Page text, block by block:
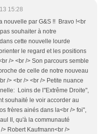
15:28
nouvelle par G&S !! Bravo !<br
souhaiter à notre
cette nouvelle lourde
le regard et les positions
/> <br /> Son parcours semble
de celle de notre nouveau
/> <br /> <br /> Petite nuance
Loins de l"Extrême Droite",
souhaité le voir accorder au
frères ainés dans la<br /> foi",
II, qu'à la communauté
> Robert Kaufmann<br />